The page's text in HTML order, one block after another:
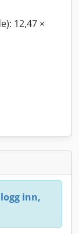
12,47 ×
inn,